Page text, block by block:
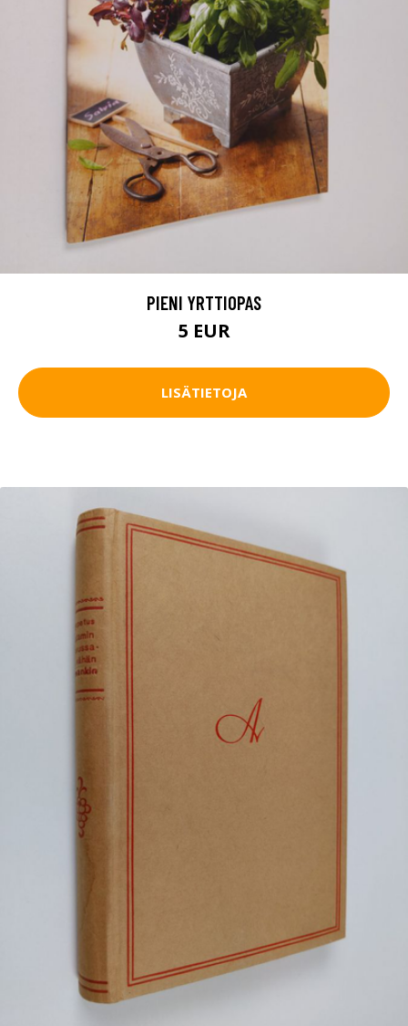
PIENI YRTTIOPAS
5 EUR
LISÄTIETOJA